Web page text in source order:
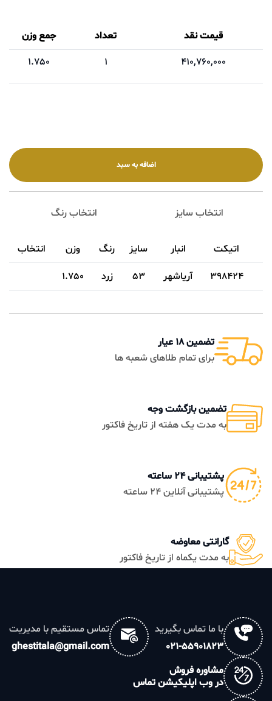
قیمت نقد تعداد
جمع وزن
410,760,000
1.750
انتخاب سایز انتخاب رنگ
اتیکت انبار سایز رنگ وزن انتخاب
398424 آریاشهر 53 زرد 1.750
تضمین 18 عیار
برای تمام طلاهای شعبه ها
تضمین بازگشت وجه
به مدت یک هفته از تاریخ فاکتور
پشتیبانی 24 ساعته
پشتیبانی آنلاین 24 ساعته
گارانتی معاوضه
به مدت یکماه از تاریخ فاکتور
با ما تماس بگیرید
021-55901823
تماس مستقیم با مدیریت
ghestitala@gmail.com
مشاوره فروش
در وب اپلیکیشن تماس